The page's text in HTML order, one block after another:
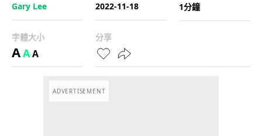
Gary Lee
2022-11-18
1分鐘
字體大小
AAA
分享
ADVERTISEMENT